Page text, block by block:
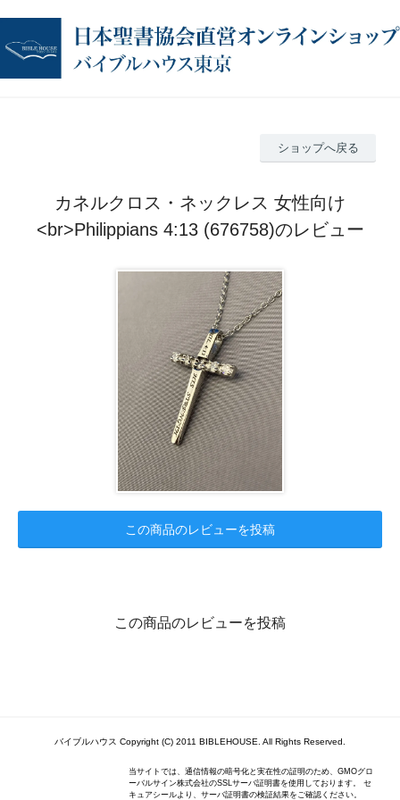
ショップへ戻る
カネルクロス・ネックレス 女性向け
<br>Philippians 4:13 (676758)のレビュー
この商品のレビューを投稿
この商品のレビューを投稿
バイブルハウス Copyright (C) 2011 BIBLEHOUSE. All Rights Reserved.
当サイトでは、通信情報の暗号化と実在性の証明のため、GMOグロ
ーバルサイン株式会社のSSLサーバ証明書を使用しております。 セ
キュアシールより、サーバ証明書の検証結果をご確認ください。